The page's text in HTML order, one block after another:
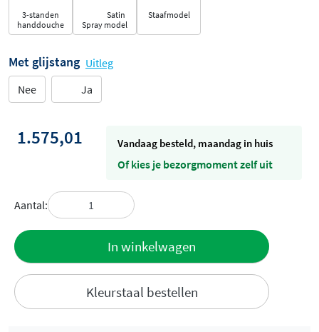
3-standen
handdouche
Satin
Spray model
Staafmodel
Met glijstang Uitleg
Nee
Ja
1.575,01 vandaag besteld, maandag in huis
Of kies je bezorgmoment zelf uit
Aantal:
In winkelwagen
Kleurstaal bestellen